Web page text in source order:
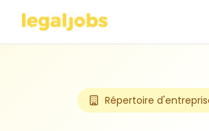
Répertoire